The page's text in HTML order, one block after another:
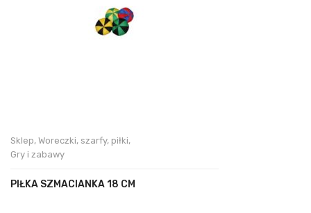
Sklep, Woreczki, szarfy, piłki,
Gry i zabawy
PIŁKA SZMACIANKA 18 CM